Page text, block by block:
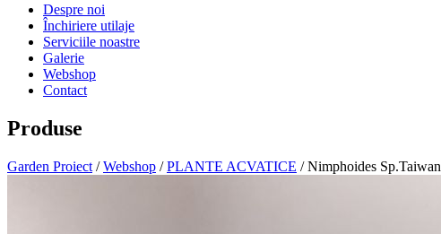
Despre noi
Închiriere utilaje
Serviciile noastre
Galerie
Webshop
Contact
Produse
Garden Proiect /Webshop /PLANTE ACVATICE / Nimphoides Sp.Taiwan